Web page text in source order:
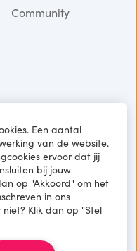
Community
een
tips
Een aantal
van de website.
ervoor dat jij
bij jouw
op "Akkoord" om het
in ons
Klik dan op "Stel